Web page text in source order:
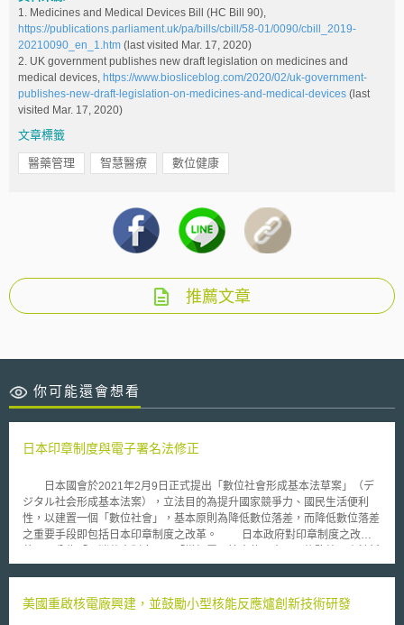
1. Medicines and Medical Devices Bill (HC Bill 90),
https://publications.parliament.uk/pa/bills/cbill/58-01/0090/cbill_2019-
20210090_en_1.htm (last visited Mar. 17, 2020)
2. UK government publishes new draft legislation on medicines and
medical devices, https://www.biosliceblog.com/2020/02/uk-government-
publishes-new-draft-legislation-on-medicines-and-medical-devices (last
visited Mar. 17, 2020)
文章標籤
醫藥管理 智慧醫療 數位健康
推薦文章
你可能還會想看
日本印章制度與電子署名法修正
日本國會於2021年2月9日正式提出「數位社會形成基本法草案」（デ
ジタル社会形成基本法案），立法目的為提升國家競爭力、國民生活便利
性，以建置一個「數位社會」，基本原則為降低數位落差，而降低數位落差
之重要手段即包括日本印章制度之改革。 日本政府對印章制度之改
冠疫情（COVID-19）影響全球工作型態，日本政府為推動電子化服務，考
政改革大臣河野太郎在2020年11月13日內閣會議後之記者會上即表示，約
美國重啟核電廠興建，並鼓勵小型核能反應爐創新技術研發